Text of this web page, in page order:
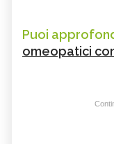
Puoi
omeopatici